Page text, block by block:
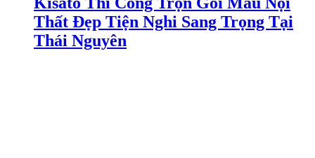
Thất Đẹp Tiện Nghi Sang Trọng Tại
Thái Nguyên